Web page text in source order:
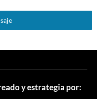
y estrategia por: